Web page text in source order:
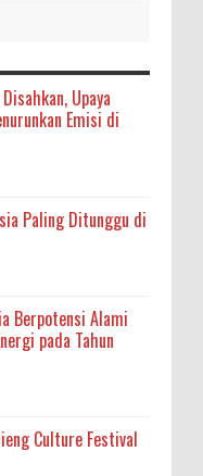
Upaya
Emisi di
Paling Ditunggu di
Berpotensi Alami
pada Tahun
Culture Festival